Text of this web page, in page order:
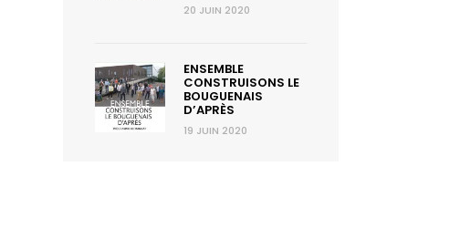
20 JUIN 2020
ENSEMBLE
CONSTRUISONS LE
BOUGUENAIS
D’APRÈS
19 JUIN 2020